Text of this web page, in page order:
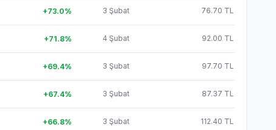
+73.0% 3 Şubat 76.70 TL
+71.8% 4 Şubat 92.00 TL
+69.4% 3 Şubat 97.70 TL
+67.4% 3 Şubat 87.37 TL
+66.8% 3 Şubat 112.40 TL